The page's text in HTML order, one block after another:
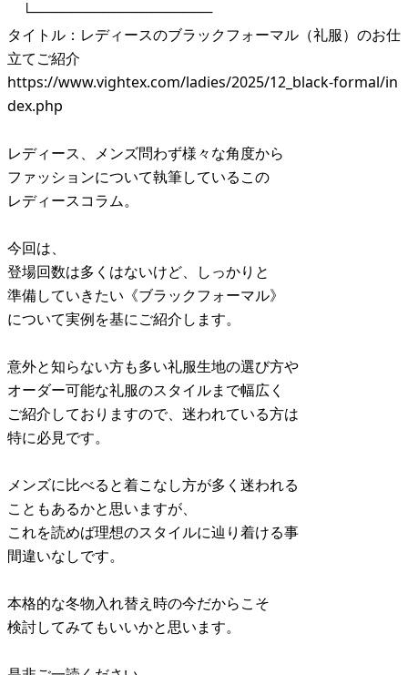
└──────────────────
タイトル：レディースのブラックフォーマル（礼服）のお仕
立てご紹介
https://www.vightex.com/ladies/2025/12_black-formal/in
dex.php
レディース、メンズ問わず様々な角度から
ファッションについて執筆しているこの
レディースコラム。
今回は、
登場回数は多くはないけど、しっかりと
準備していきたい《ブラックフォーマル》
について実例を基にご紹介します。
意外と知らない方も多い礼服生地の選び方や
オーダー可能な礼服のスタイルまで幅広く
ご紹介しておりますので、迷われている方は
特に必見です。
メンズに比べると着こなし方が多く迷われる
こともあるかと思いますが、
これを読めば理想のスタイルに辿り着ける事
間違いなしです。
本格的な冬物入れ替え時の今だからこそ
検討してみてもいいかと思います。